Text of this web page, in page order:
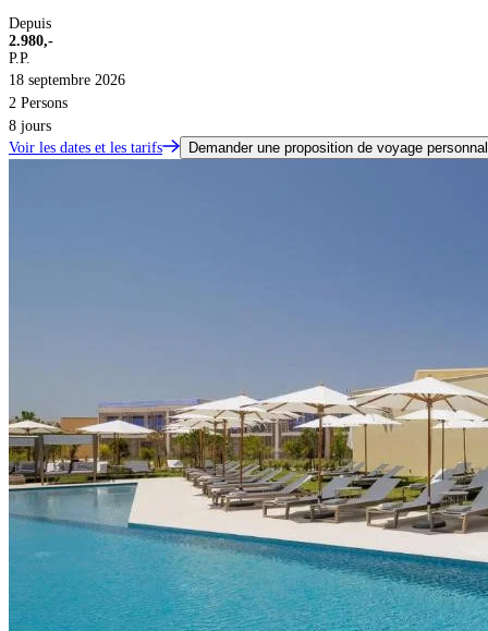
Depuis
2.980,-
P.P.
18 septembre 2026
2 Persons
8 jours
Voir les dates et les tarifs
Demander une proposition de voyage